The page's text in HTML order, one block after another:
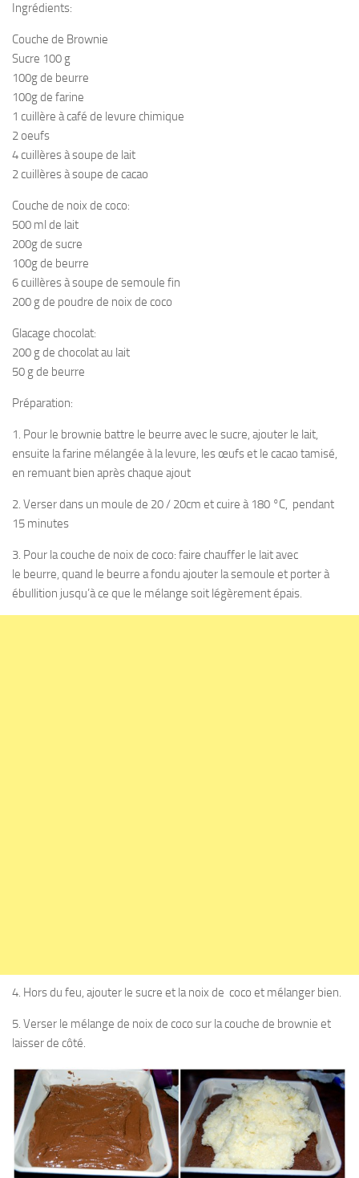
Ingrédients:
Couche de Brownie
Sucre 100 g
100g de beurre
100g de farine
1 cuillère à café de levure chimique
2 oeufs
4 cuillères à soupe de lait
2 cuillères à soupe de cacao
Couche de noix de coco:
500 ml de lait
200g de sucre
100g de beurre
6 cuillères à soupe de semoule fin
200 g de poudre de noix de coco
Glacage chocolat:
200 g de chocolat au lait
50 g de beurre
Préparation:
1. Pour le brownie battre le beurre avec le sucre, ajouter le lait,
ensuite la farine mélangée à la levure, les œufs et le cacao tamisé,
en remuant bien après chaque ajout
2. Verser dans un moule de 20 / 20cm et cuire à 180 °C, pendant
15 minutes
3. Pour la couche de noix de coco: faire chauffer le lait avec
le beurre, quand le beurre a fondu ajouter la semoule et porter à
ébullition jusqu’à ce que le mélange soit légèrement épais.
4. Hors du feu, ajouter le sucre et la noix de coco et mélanger bien.
5. Verser le mélange de noix de coco sur la couche de brownie et
laisser de côté.